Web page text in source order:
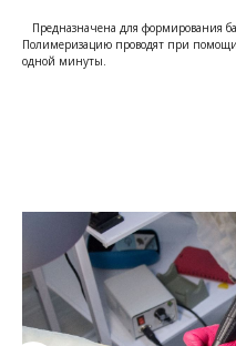
Предназначена для формирования
Полимеризацию проводят при
одной минуты.